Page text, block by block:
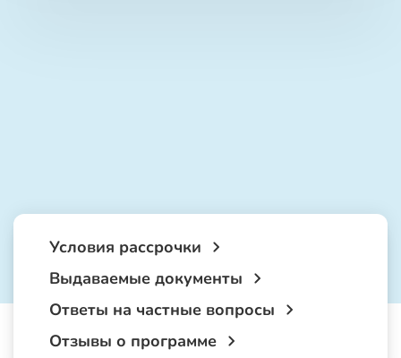
Условия рассрочки
Выдаваемые документы
Ответы на частные вопросы
Отзывы о программе